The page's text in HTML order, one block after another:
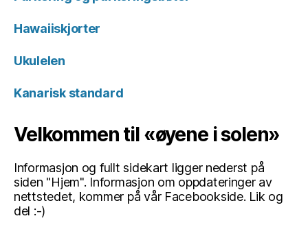
Hawaiiskjorter
Ukulelen
Kanarisk standard
Velkommen til «øyene i solen»
Informasjon og fullt sidekart ligger nederst på
siden "Hjem". Informasjon om oppdateringer av
nettstedet, kommer på vår Facebookside. Lik og
del :-)